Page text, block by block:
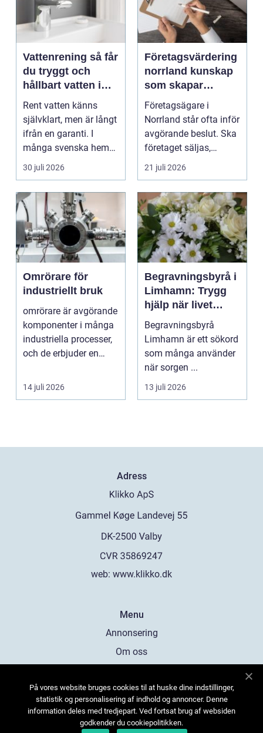
Vattenrening så får
du tryggt och
hållbart vatten i
vardagen
Rent vatten känns
självklart, men är långt
ifrån en garanti. I
många svenska hem
innehåller kranvatt...
30 juli 2026
Företagsvärdering
norrland kunskap
som skapar
tryggare affärer
Företagsägare i
Norrland står ofta inför
avgörande beslut. Ska
företaget säljas,
generationsskiftas,...
21 juli 2026
Omrörare för
industriellt bruk
omrörare är avgörande
komponenter i många
industriella processer,
och de erbjuder en
14 juli 2026
Begravningsbyrå i
Limhamn: Trygg
hjälp när livet
förändras
Begravningsbyrå
Limhamn är ett sökord
som många använder
när sorgen ...
13 juli 2026
Adress
web: www.klikko.dk
Menu
Annonsering
Om oss
Kontakta oss
Sitemap
På vores website bruges cookies til at huske dine indstillinger,
statistik og personalisering af indhold og annoncer. Denne
information deles med tredjepart. Ved fortsat brug af websiden
godkender du cookiepolitikken.